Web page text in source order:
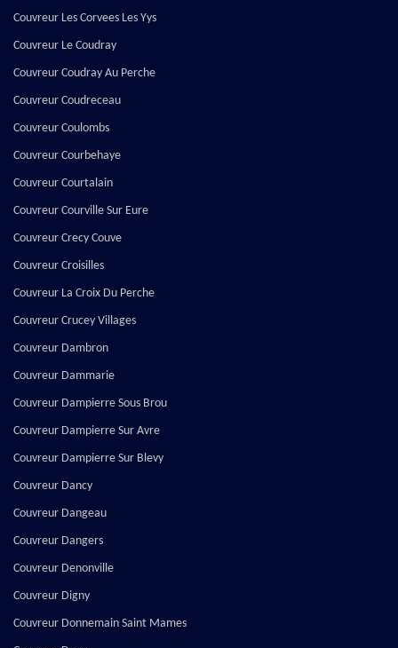
Couvreur Les Corvees Les Yys
Couvreur Le Coudray
Couvreur Coudray Au Perche
Couvreur Coudreceau
Couvreur Coulombs
Couvreur Courbehaye
Couvreur Courtalain
Couvreur Courville Sur Eure
Couvreur Crecy Couve
Couvreur Croisilles
Couvreur La Croix Du Perche
Couvreur Crucey Villages
Couvreur Dambron
Couvreur Dammarie
Couvreur Dampierre Sous Brou
Couvreur Dampierre Sur Avre
Couvreur Dampierre Sur Blevy
Couvreur Dancy
Couvreur Dangeau
Couvreur Dangers
Couvreur Denonville
Couvreur Digny
Couvreur Donnemain Saint Mames